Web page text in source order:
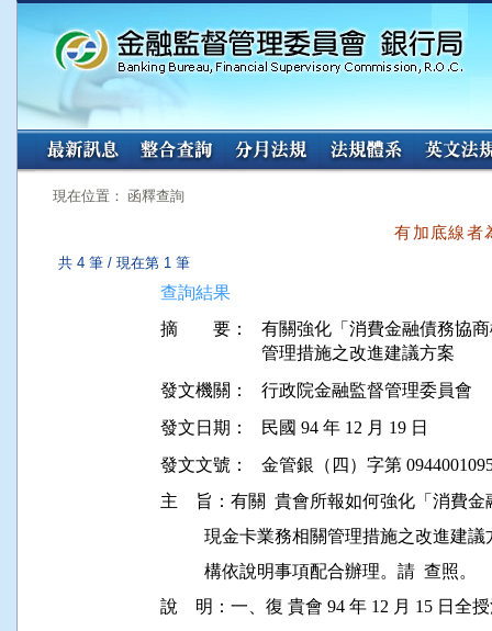
:::
現在位置： 函釋查詢
有加底線者
共 4 筆 / 現在第 1 筆
查詢結果
摘 要：
有關強化「消費金融債務協
管理措施之改進建議方案
發文機關：
行政院金融監督管理委員會
發文日期：
民國 94 年 12 月 19 日
發文文號：
金管銀（四）字第
主    旨：有關  貴會所報如何強化「消費
現金卡業務相關管理措施之改進
          構依說明事項配合辦理。請  查照。
說    明：一、復 貴會 94 年 12 月 15 日全